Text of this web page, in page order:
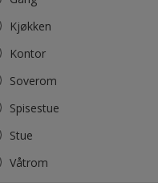
Kjøkken
Kontor
Soverom
Spisestue
Stue
Våtrom